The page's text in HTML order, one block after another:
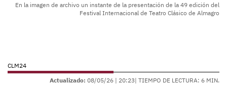
En la imagen de archivo un instante de la presentación de la 49 edición del
Festival Internacional de Teatro Clásico de Almagro
CLM24
Actualizado: 08/05/26 | 20:23| TIEMPO DE LECTURA: 6 MIN.